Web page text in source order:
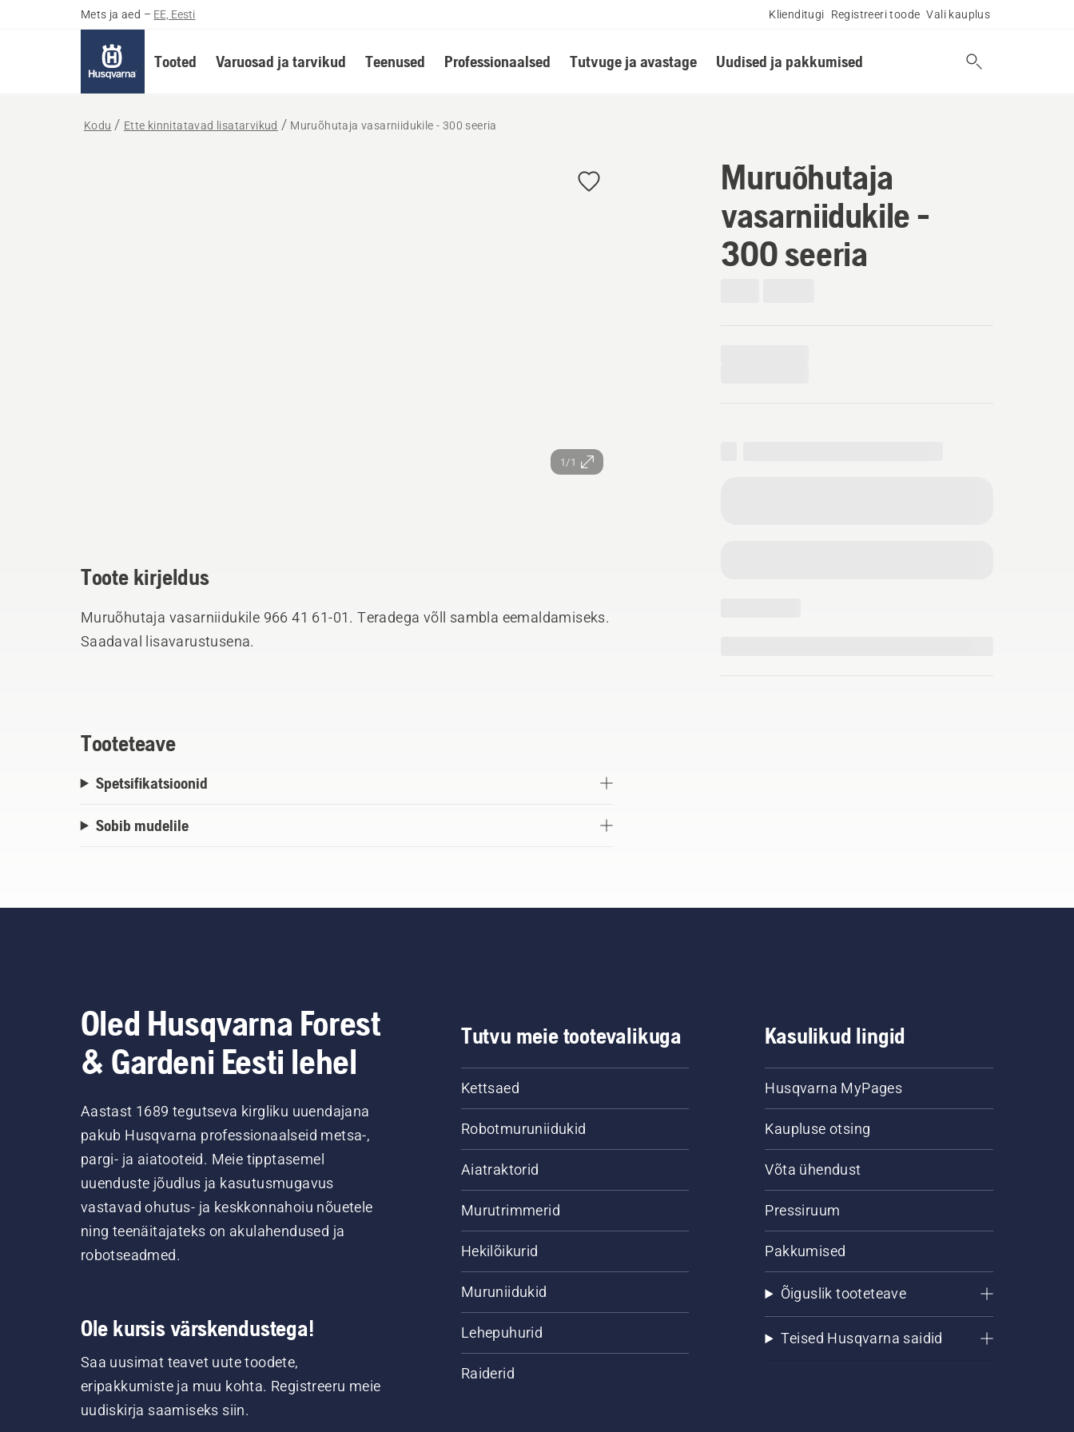
Mets ja aed – EE, Eesti Klienditugi Registreeri toode Vali kauplus
Tooted Varuosad ja tarvikud Teenused Professionaalsed Tutvuge ja avastage Uudised ja pakkumised
Kodu Ette kinnitatavad lisatarvikud Muruõhutaja vasarniidukile - 300 seeria
1/1
Muruõhutaja
vasarniidukile -
300 seeria
Toote kirjeldus
Muruõhutaja vasarniidukile 966 41 61-01. Teradega võll sambla eemaldamiseks.
Saadaval lisavarustusena.
Tooteteave
Spetsifikatsioonid
Sobib mudelile
Oled Husqvarna Forest
& Gardeni Eesti lehel
Aastast 1689 tegutseva kirgliku uuendajana
pakub Husqvarna professionaalseid metsa-,
pargi- ja aiatooteid. Meie tipptasemel
uuenduste jõudlus ja kasutusmugavus
vastavad ohutus- ja keskkonnahoiu nõuetele
ning teenäitajateks on akulahendused ja
robotseadmed.
Ole kursis värskendustega!
Saa uusimat teavet uute toodete,
eripakkumiste ja muu kohta. Registreeru meie
uudiskirja saamiseks siin.
Tutvu meie tootevalikuga
Kettsaed
Robotmuruniidukid
Aiatraktorid
Murutrimmerid
Hekilõikurid
Muruniidukid
Lehepuhurid
Raiderid
Kasulikud lingid
Husqvarna MyPages
Kaupluse otsing
Võta ühendust
Pressiruum
Pakkumised
Õiguslik tooteteave
Teised Husqvarna saidid